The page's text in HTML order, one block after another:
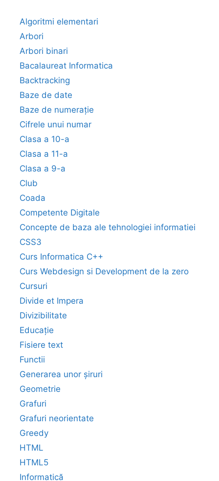
Algoritmi elementari
Arbori
Arbori binari
Bacalaureat Informatica
Backtracking
Baze de date
Baze de numerație
Cifrele unui numar
Clasa a 10-a
Clasa a 11-a
Clasa a 9-a
Club
Coada
Competente Digitale
Concepte de baza ale tehnologiei informatiei
CSS3
Curs Informatica C++
Curs Webdesign si Development de la zero
Cursuri
Divide et Impera
Divizibilitate
Educație
Fisiere text
Functii
Generarea unor șiruri
Geometrie
Grafuri
Grafuri neorientate
Greedy
HTML
HTML5
Informatică